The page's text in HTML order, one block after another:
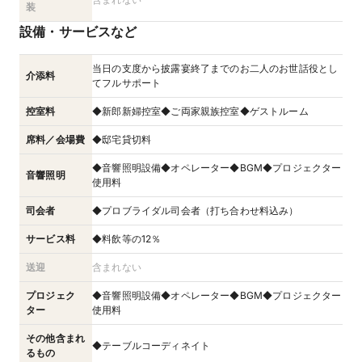
装
設備・サービスなど
介添料
当日の支度から披露宴終了までのお二人のお世話役とし
てフルサポート
控室料 ◆新郎新婦控室◆ご両家親族控室◆ゲストルーム
席料／会場費 ◆邸宅貸切料
音響照明
◆音響照明設備◆オペレーター◆BGM◆プロジェクター
使用料
司会者 ◆プロブライダル司会者（打ち合わせ料込み）
サービス料 ◆料飲等の12％
送迎 含まれない
プロジェク
ター
◆音響照明設備◆オペレーター◆BGM◆プロジェクター
使用料
その他含まれ
るもの
◆テーブルコーディネイト